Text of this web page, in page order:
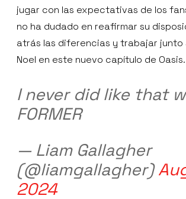
jugar con las expectativas de los
no ha dudado en reafirmar su
atrás las diferencias y trabajar junto
Noel en este nuevo capítulo de Oasis.
I never did like that
FORMER
— Liam Gallagher
(@liamgallagher)
2024